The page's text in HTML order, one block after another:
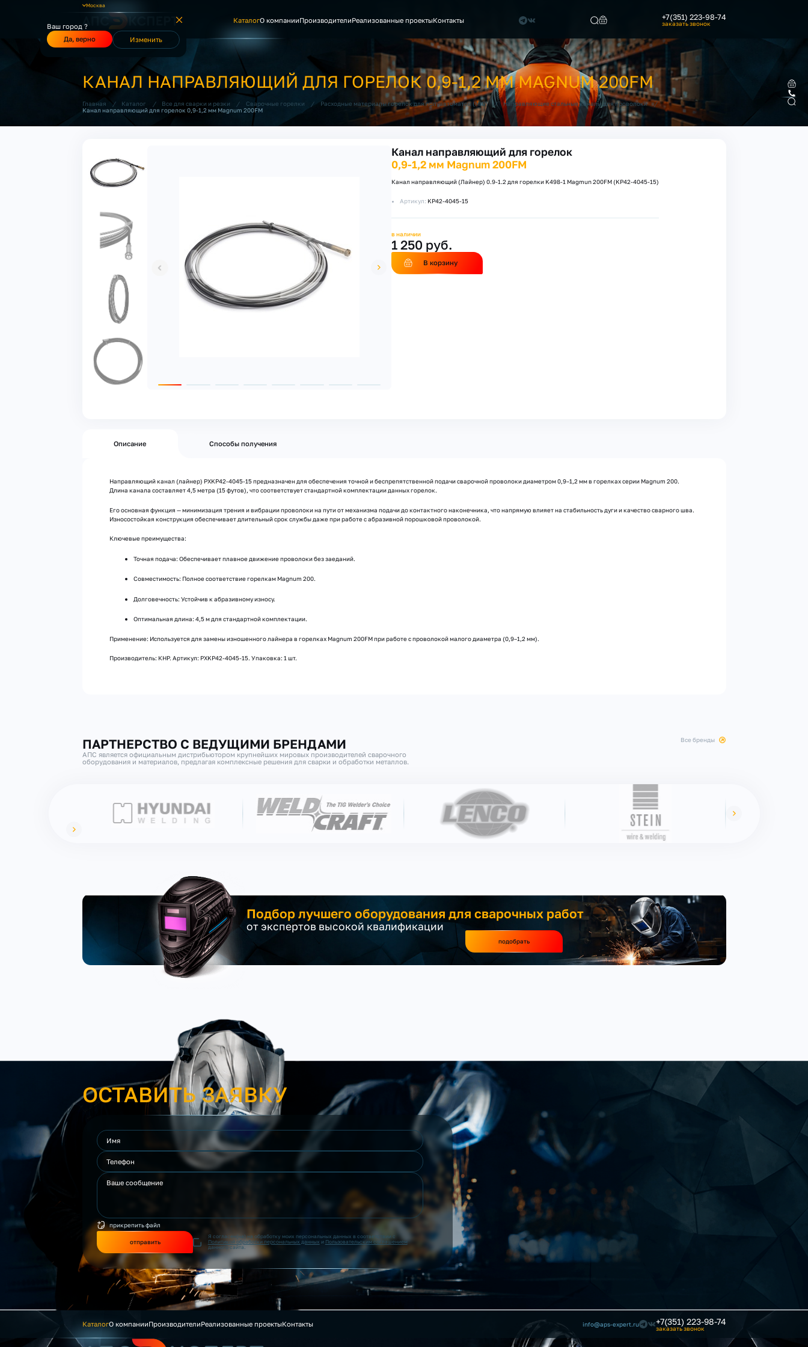
Москва
Ваш город ?
Да, верно
Изменить
КаталогО компанииПроизводителиРеализованные проектыКонтакты +7(351) 223-98-74
заказать звонок
КАНАЛ НАПРАВЛЯЮЩИЙ ДЛЯ ГОРЕЛОК 0,9-1,2 ММ MAGNUM 200FM
Главная / Каталог / Все для сварки и резки / Сварочные горелки / Расходные материалы горелок для полуавтоматов (MIG) / Направляющие стальные каналы для проволоки
/
Канал направляющий для горелок 0,9-1,2 мм Magnum 200FM
Канал направляющий для горелок
0,9-1,2 мм Magnum 200FM
Канал направляющий (Лайнер) 0.9-1.2 для горелки K498-1 Magmun 200FM (KP42-4045-15)
Артикул: KP42-4045-15
в наличии
1 250 руб.
В корзину
Описание Способы получения
Направляющий канал (лайнер) PXKP42-4045-15 предназначен для обеспечения точной и беспрепятственной подачи сварочной проволоки диаметром 0,9–1,2 мм в горелках серии Magnum 200.
Длина канала составляет 4,5 метра (15 футов), что соответствует стандартной комплектации данных горелок.
Его основная функция — минимизация трения и вибрации проволоки на пути от механизма подачи до контактного наконечника, что напрямую влияет на стабильность дуги и качество сварного шва.
Износостойкая конструкция обеспечивает длительный срок службы даже при работе с абразивной порошковой проволокой.
Ключевые преимущества:
Точная подача: Обеспечивает плавное движение проволоки без заеданий.
Совместимость: Полное соответствие горелкам Magnum 200.
Долговечность: Устойчив к абразивному износу.
Оптимальная длина: 4,5 м для стандартной комплектации.
Применение: Используется для замены изношенного лайнера в горелках Magnum 200FM при работе с проволокой малого диаметра (0,9–1,2 мм).
Производитель: КНР. Артикул: PXKP42-4045-15. Упаковка: 1 шт.
ПАРТНЕРСТВО С ВЕДУЩИМИ БРЕНДАМИ
АПС является официальным дистрибьютором крупнейших мировых производителей сварочного
оборудования и материалов, предлагая комплексные решения для сварки и обработки металлов.
все бренды
Подбор лучшего оборудования для сварочных работ
от экспертов высокой квалификации
подобрать
ОСТАВИТЬ ЗАЯВКУ
прикрепить файл
отправить
Я согласен(на) на обработку моих персональных данных в соответствии с
Политикой обработки персональных данных и Пользовательским соглашением
данного сайта.
КаталогО компанииПроизводителиРеализованные проектыКонтакты info@aps-expert.ru +7(351) 223-98-74
заказать звонок